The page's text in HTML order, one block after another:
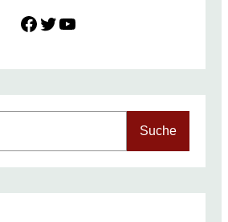
Link zu Facebook Twitter YouTube
Suche